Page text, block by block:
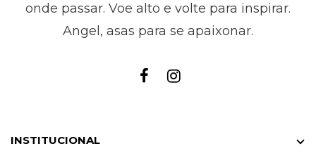
onde passar. Voe alto e volte para inspirar.
Angel, asas para se apaixonar.
INSTITUCIONAL